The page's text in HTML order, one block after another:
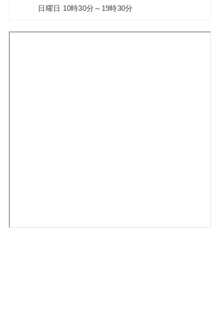
日曜日 10時30分～19時30分